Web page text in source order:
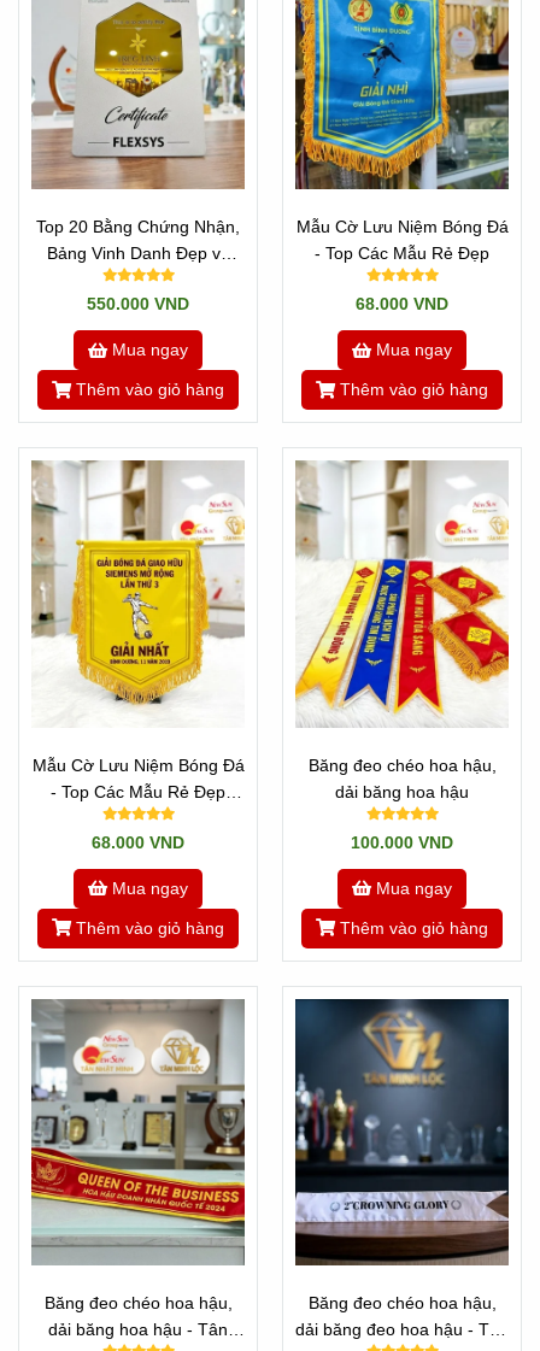
Top 20 Bằng Chứng Nhận,
Bảng Vinh Danh Đẹp và
Hiện Đại Nhất Hiện Tại
550.000 VND
Mua ngay
Thêm vào giỏ hàng
Mẫu Cờ Lưu Niệm Bóng Đá
- Top Các Mẫu Rẻ Đẹp
68.000 VND
Mua ngay
Thêm vào giỏ hàng
Mẫu Cờ Lưu Niệm Bóng Đá
- Top Các Mẫu Rẻ Đẹp
Thịnh Hành
68.000 VND
Mua ngay
Thêm vào giỏ hàng
Băng đeo chéo hoa hậu,
dải băng hoa hậu
100.000 VND
Mua ngay
Thêm vào giỏ hàng
Băng đeo chéo hoa hậu,
dải băng hoa hậu - Tân
Băng đeo chéo hoa hậu,
dải băng đeo hoa hậu - Tân